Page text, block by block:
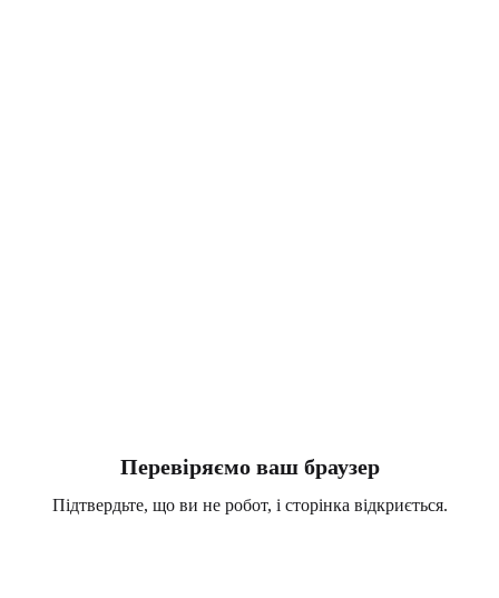
Перевіряємо ваш браузер
Підтвердьте, що ви не робот, і сторінка відкриється.